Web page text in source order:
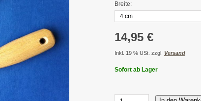
Breite:
14,95 €
Inkl. 19 % USt. zzgl. Versand
Sofort ab Lager